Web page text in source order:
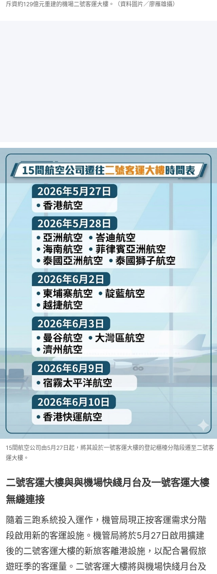
斥資約129億元重建的機場二號客運大樓。（資料圖片／廖雁雄攝）
15間航空公司由5月27日起，將其設於一號客運大樓的登記櫃檯分階段遷至二號客
運大樓。
二號客運大樓與與機場快綫月台及一號客運大樓
無縫連接
隨着三跑系統投入運作，機管局現正按客運需求分階
段啟用新的客運設施。機管局將於5月27日啟用擴建
後的二號客運大樓的新旅客離港設施，以配合暑假旅
遊旺季的客運量。二號客運大樓將與機場快綫月台及